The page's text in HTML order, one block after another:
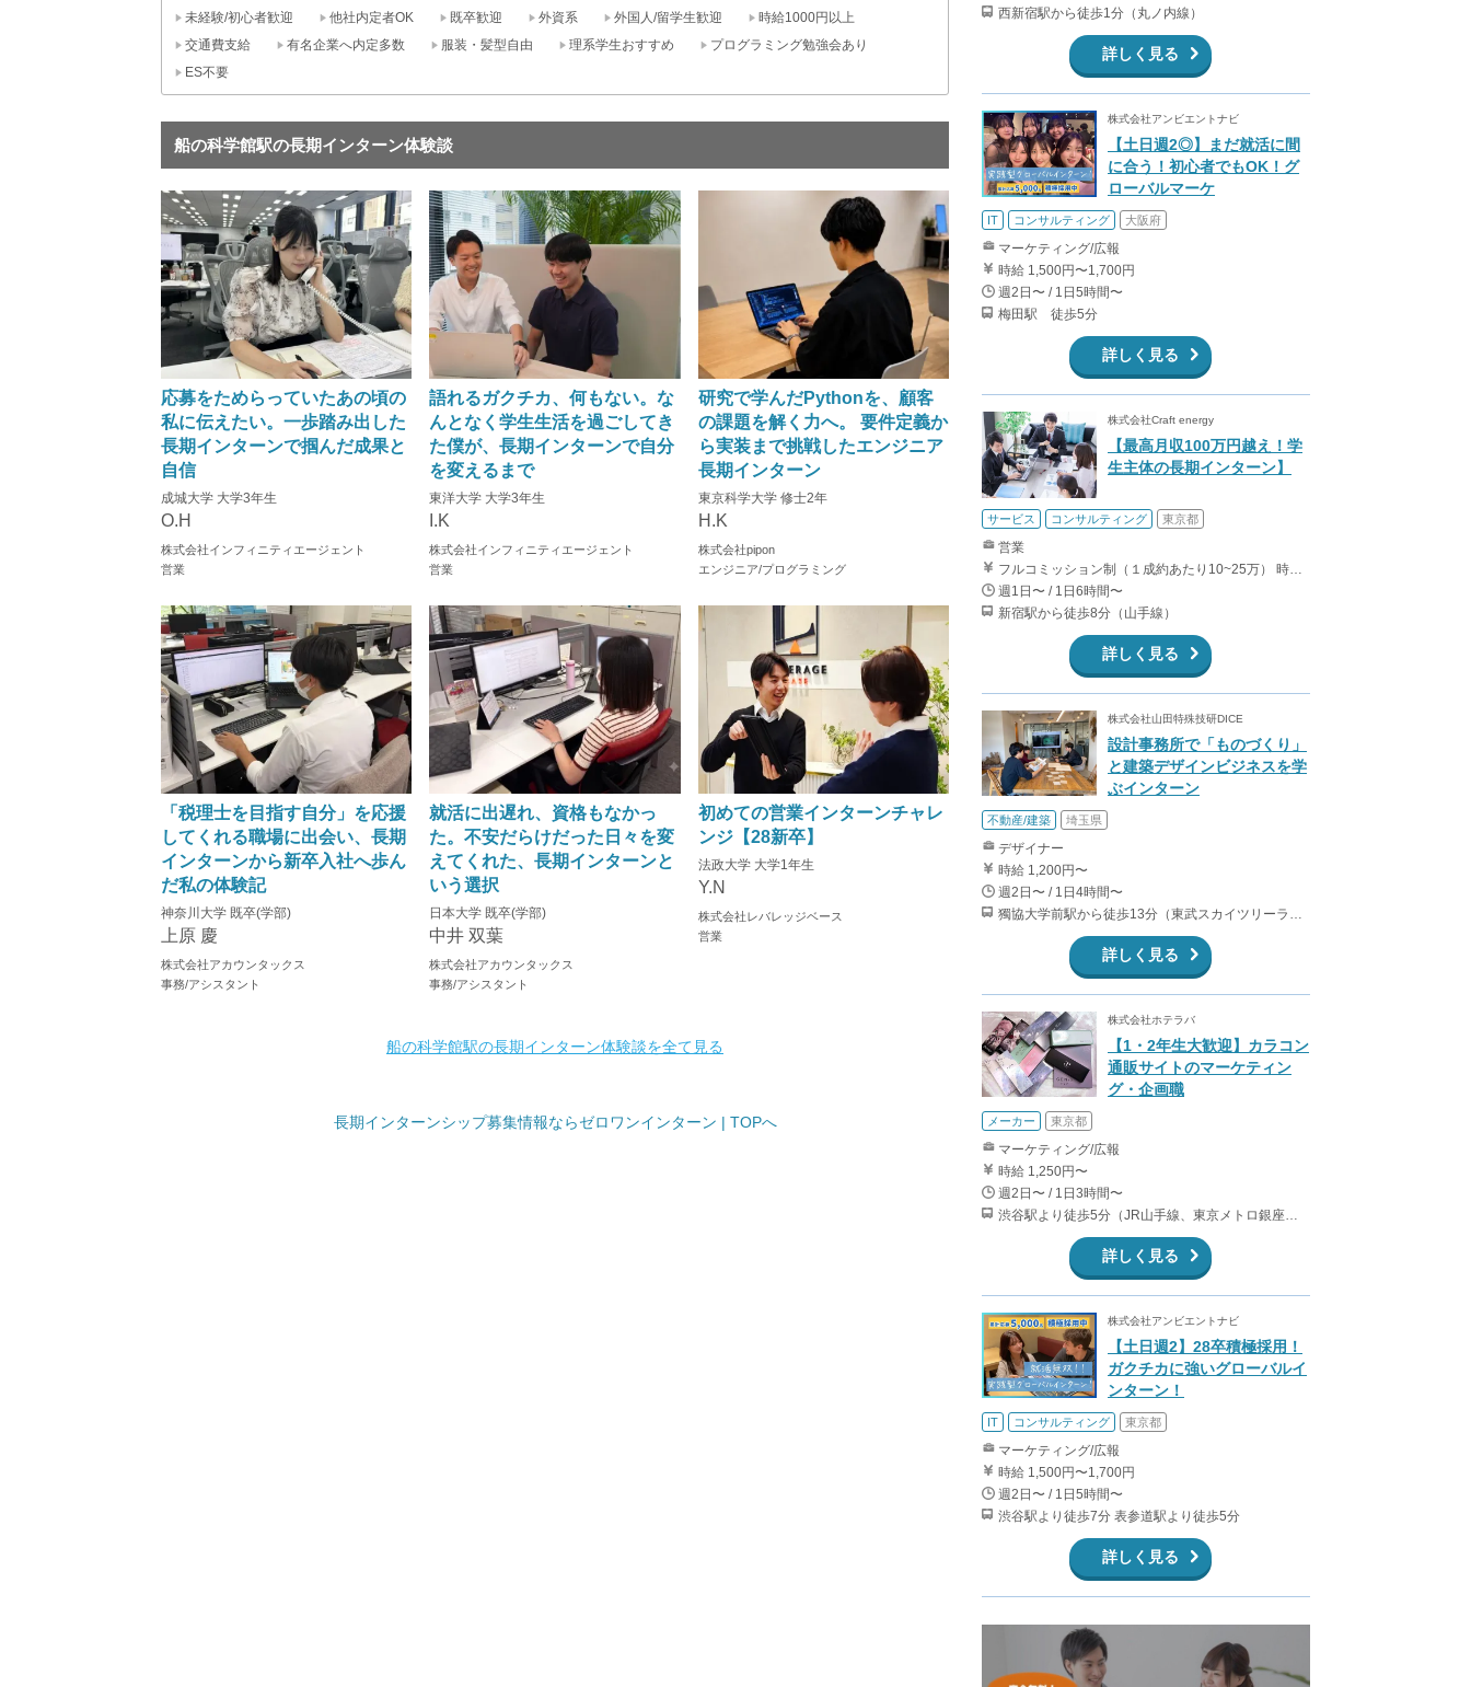
未経験/初心者歓迎
他社内定者OK 既卒歓迎 外資系 外国人/留学生歓迎
時給1000円以上
交通費支給
有名企業へ内定多数 服装・髪型自由 理系学生おすすめ
プログラミング勉強会あり
ES不要
船の科学館駅の長期インターン体験談
応募をためらっていたあの頃の
私に伝えたい。一歩踏み出した
長期インターンで掴んだ成果と
自信
成城大学 大学3年生
O.H
株式会社インフィニティエージェント
営業
語れるガクチカ、何もない。な
んとなく学生生活を過ごしてき
た僕が、長期インターンで自分
を変えるまで
東洋大学 大学3年生
I.K
株式会社インフィニティエージェント
営業
研究で学んだPythonを、顧客
の課題を解く力へ。 要件定義か
ら実装まで挑戦したエンジニア
長期インターン
東京科学大学 修士2年
H.K
株式会社pipon
エンジニア/プログラミング
「税理士を目指す自分」を応援
してくれる職場に出会い、長期
インターンから新卒入社へ歩ん
だ私の体験記
神奈川大学 既卒(学部)
上原 慶
株式会社アカウンタックス
事務/アシスタント
就活に出遅れ、資格もなかっ
た。不安だらけだった日々を変
えてくれた、長期インターンと
いう選択
日本大学 既卒(学部)
中井 双葉
株式会社アカウンタックス
事務/アシスタント
初めての営業インターンチャレ
ンジ【28新卒】
法政大学 大学1年生
Y.N
株式会社レバレッジベース
営業
船の科学館駅の長期インターン体験談を全て見る
長期インターンシップ募集情報ならゼロワンインターン | TOPへ
西新宿駅から徒歩1分（丸ノ内線）
詳しく見る
株式会社アンビエントナビ
【土日週2◎】まだ就活に間
に合う！初心者でもOK！グ
ローバルマーケ
IT コンサルティング 大阪府
マーケティング/広報
時給 1,500円〜1,700円
週2日〜 / 1日5時間〜
梅田駅 徒歩5分
詳しく見る
株式会社Craft energy
【最高月収100万円越え！学
生主体の長期インターン】
サービス コンサルティング 東京都
営業
週1日〜 / 1日6時間〜
新宿駅から徒歩8分（山手線）
詳しく見る
株式会社山田特殊技研DICE
設計事務所で「ものづくり」
と建築デザインビジネスを学
ぶインターン
不動産/建築 埼玉県
デザイナー
時給 1,200円〜
週2日〜 / 1日4時間〜
詳しく見る
株式会社ホテラバ
【1・2年生大歓迎】カラコン
通販サイトのマーケティン
グ・企画職
メーカー 東京都
マーケティング/広報
時給 1,250円〜
週2日〜 / 1日3時間〜
詳しく見る
株式会社アンビエントナビ
【土日週2】28卒積極採用！
ガクチカに強いグローバルイ
ンターン！
IT コンサルティング 東京都
マーケティング/広報
時給 1,500円〜1,700円
週2日〜 / 1日5時間〜
渋谷駅より徒歩7分 表参道駅より徒歩5分
詳しく見る